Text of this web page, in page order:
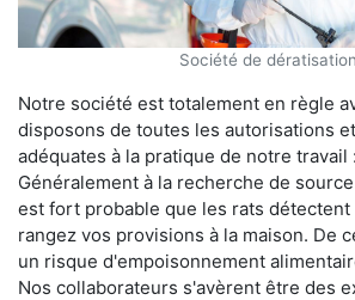
Société de dératisation
Notre société est totalement en règle
disposons de toutes les autorisations
adéquates à la pratique de notre travail
Généralement à la recherche de
est fort probable que les rats
rangez vos provisions à la maison. De
un risque d'empoisonnement
Nos collaborateurs s'avèrent être des